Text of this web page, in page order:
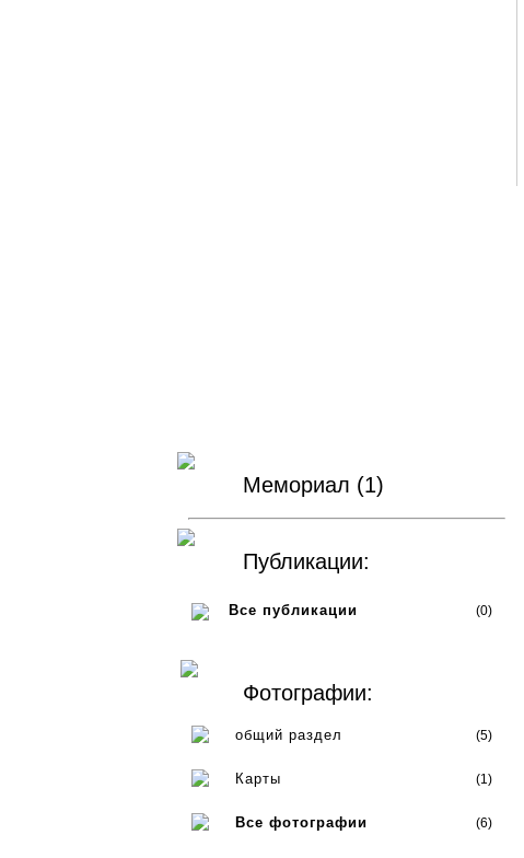
Мемориал (1)
Публикации:
Все публикации (0)
Фотографии:
общий раздел (5)
Карты (1)
Все фотографии (6)